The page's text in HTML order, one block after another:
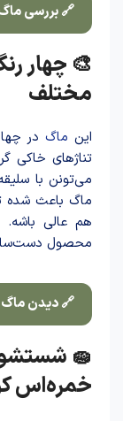
🔗 بررسی
🎨 چهار
مختلف
این ماگدر
تناژهای خاکی
می‌تونن با
ماگ باعث شده
هم عالی
محصول دست‌ساز
🔗 دیدن
🧽 شستشو
خمره‌اس